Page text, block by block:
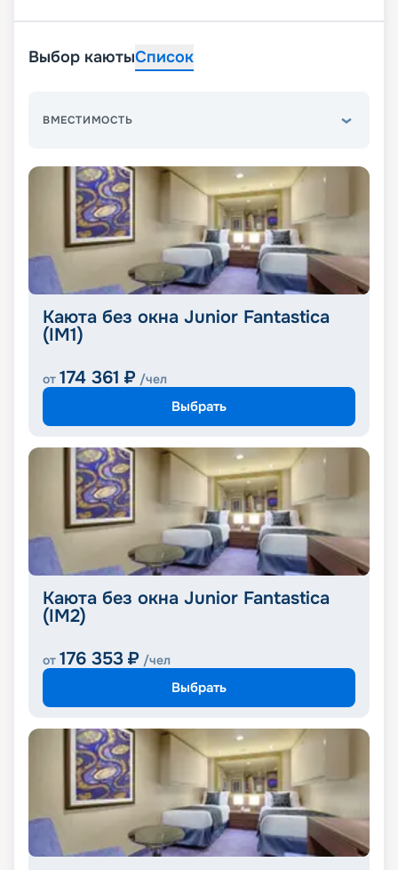
Выбор каютыСписок
ВМЕСТИМОСТЬ
Каюта без окна Junior Fantastica
(IM1)
от 174 361 ₽ /чел
Выбрать
Каюта без окна Junior Fantastica
(IM2)
от 176 353 ₽ /чел
Выбрать